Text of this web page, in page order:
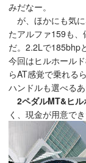
みだなー。
が、ほかにも気
たアルファ159も
だ。2.2Lで185bhp
今回はヒルホール
らAT感覚で乗れる
ハンドルも選べる
2ペダルMT&ヒル
く、現金が用意で